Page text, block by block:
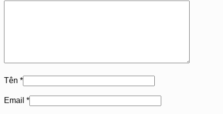
Tên *
Email *